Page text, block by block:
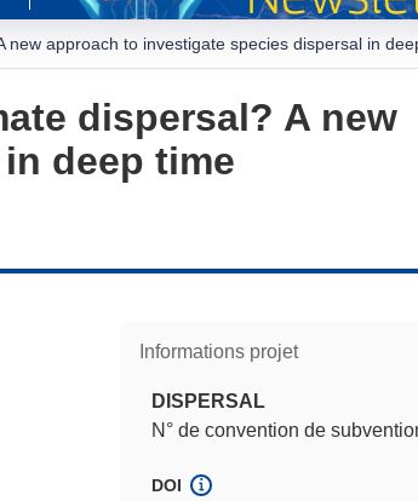
approach to investigate species dispersal in
dispersal? A new
deep time
Informations projet
DISPERSAL
N° de convention de
DOI